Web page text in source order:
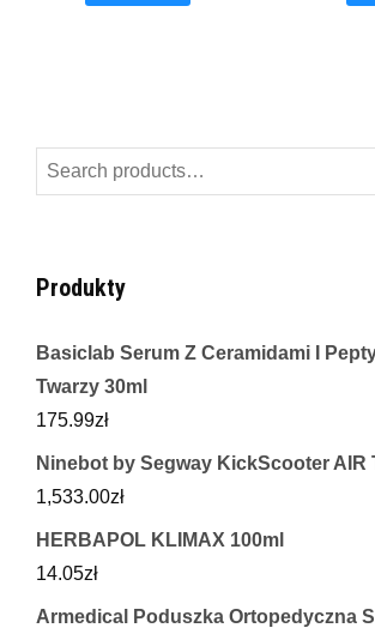
Search
for:
Produkty
Basiclab Serum Z Ceramidami I
Twarzy 30ml
175.99zł
Ninebot by Segway KickScooter AIR
1,533.00zł
HERBAPOL KLIMAX 100ml
14.05zł
Armedical Poduszka Ortopedyczna